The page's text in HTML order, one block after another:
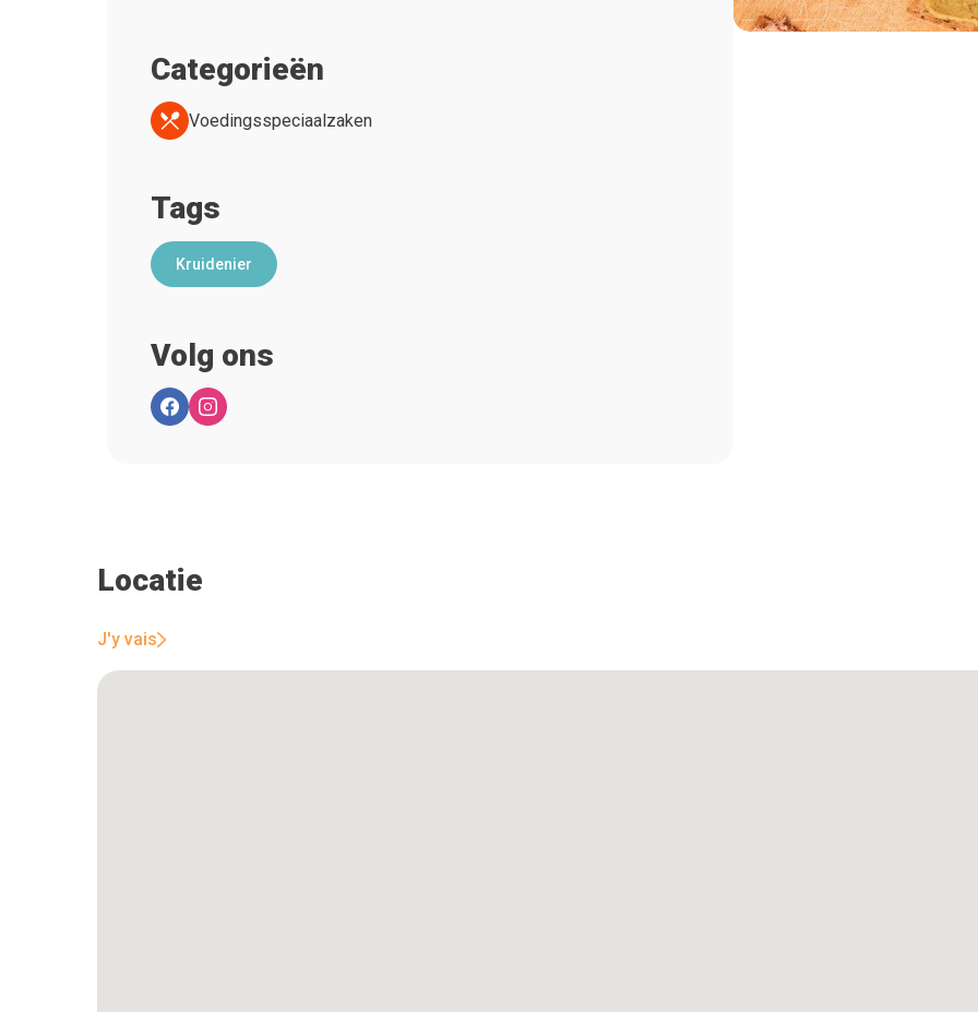
Categorieën
Voedingsspeciaalzaken
Tags
Kruidenier
Volg ons
Locatie
J'y vais